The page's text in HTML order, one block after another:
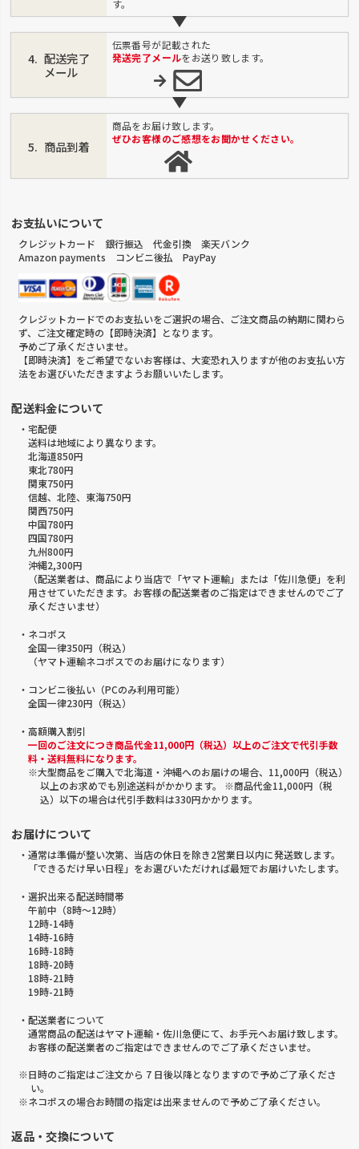
す。
配送完了
メール
伝票番号が記載された
発送完了メールをお送り致します。
商品到着
商品をお届け致します。
ぜひお客様のご感想をお聞かせください。
お支払いについて
クレジットカード 銀行振込 代金引換 楽天バンク
Amazon payments コンビニ後払 PayPay
クレジットカードでのお支払いをご選択の場合、ご注文商品の納期に関わら
ず、ご注文確定時の【即時決済】となります。
予めご了承くださいませ。
【即時決済】をご希望でないお客様は、大変恐れ入りますが他のお支払い方
法をお選びいただきますようお願いいたします。
配送料金について
・宅配便
送料は地域により異なります。
北海道850円
東北780円
関東750円
信越、北陸、東海750円
関西750円
中国780円
四国780円
九州800円
沖縄2,300円
（配送業者は、商品により当店で「ヤマト運輸」または「佐川急便」を利
用させていただきます。お客様の配送業者のご指定はできませんのでご了
承くださいませ）
・ネコポス
全国一律350円（税込）
（ヤマト運輸ネコポスでのお届けになります）
・コンビニ後払い（PCのみ利用可能）
全国一律230円（税込）
・高額購入割引
一回のご注文につき商品代金11,000円（税込）以上のご注文で代引手数
料・送料無料になります。
※大型商品をご購入で北海道・沖縄へのお届けの場合、11,000円（税込）
以上のお求めでも別途送料がかかります。 ※商品代金11,000円（税
込）以下の場合は代引手数料は330円かかります。
お届けについて
・通常は準備が整い次第、当店の休日を除き2営業日以内に発送致します。
「できるだけ早い日程」をお選びいただければ最短でお届けいたします。
・選択出来る配送時間帯
午前中（8時～12時）
12時-14時
14時-16時
16時-18時
18時-20時
18時-21時
19時-21時
・配送業者について
通常商品の配送はヤマト運輸・佐川急便にて、お手元へお届け致します。
お客様の配送業者のご指定はできませんのでご了承くださいませ。
※日時のご指定はご注文から 7 日後以降となりますので予めご了承くださ
い。
※ネコポスの場合お時間の指定は出来ませんので予めご了承ください。
返品・交換について